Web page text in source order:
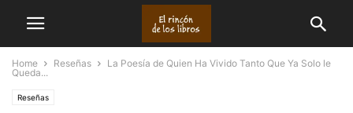
Home Reseñas
La Poesía de Quien Ha Vivido Tanto Que Ya Solo le
Queda...
Reseñas